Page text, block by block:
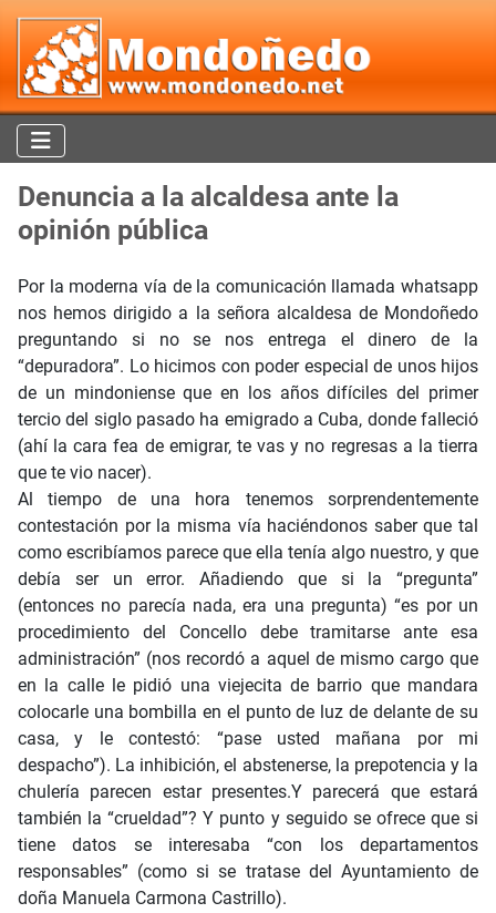
Denuncia a la alcaldesa ante la
opinión pública
Por la moderna vía de la comunicación llamada whatsapp
nos hemos dirigido a la señora alcaldesa de Mondoñedo
preguntando si no se nos entrega el dinero de la
“depuradora”. Lo hicimos con poder especial de unos hijos
de un mindoniense que en los años difíciles del primer
tercio del siglo pasado ha emigrado a Cuba, donde falleció
(ahí la cara fea de emigrar, te vas y no regresas a la tierra
que te vio nacer).
Al tiempo de una hora tenemos sorprendentemente
contestación por la misma vía haciéndonos saber que tal
como escribíamos parece que ella tenía algo nuestro, y que
debía ser un error. Añadiendo que si la “pregunta”
(entonces no parecía nada, era una pregunta) “es por un
procedimiento del Concello debe tramitarse ante esa
administración” (nos recordó a aquel de mismo cargo que
en la calle le pidió una viejecita de barrio que mandara
colocarle una bombilla en el punto de luz de delante de su
casa, y le contestó: “pase usted mañana por mi
despacho”). La inhibición, el abstenerse, la prepotencia y la
chulería parecen estar presentes.Y parecerá que estará
también la “crueldad”? Y punto y seguido se ofrece que si
tiene datos se interesaba “con los departamentos
responsables” (como si se tratase del Ayuntamiento de
doña Manuela Carmona Castrillo).